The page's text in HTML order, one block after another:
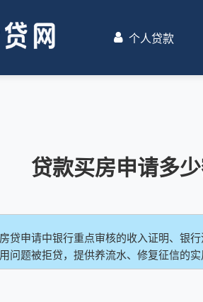
个人贷款
贷款买房申请多
贷申请中银行重点审核的收入证明、银
问题被拒贷，提供养流水、修复征信的实